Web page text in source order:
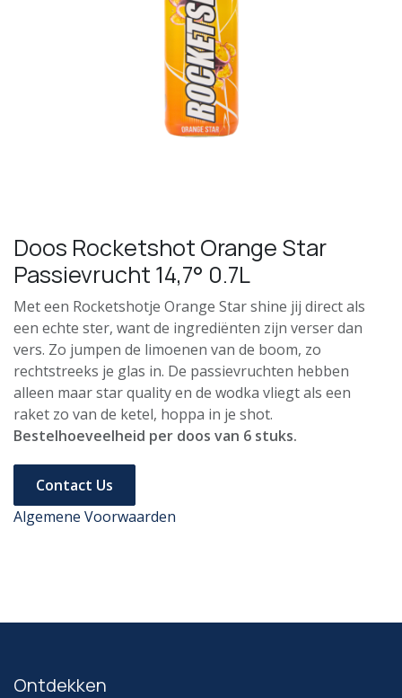
Doos Rocketshot Orange Star
Passievrucht 14,7° 0.7L
Met een Rocketshotje Orange Star shine jij direct als
een echte ster, want de ingrediënten zijn verser dan
vers. Zo jumpen de limoenen van de boom, zo
rechtstreeks je glas in. De passievruchten hebben
alleen maar star quality en de wodka vliegt als een
raket zo van de ketel, hoppa in je shot.
Bestelhoeveelheid per doos van 6 stuks.
Contact Us
Algemene Voorwaarden
Ontdekken